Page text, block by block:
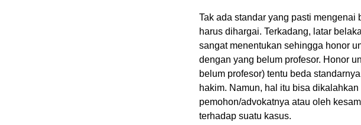
Tak ada standar yang pasti
harus dihargai. Terkadang, latar
sangat menentukan sehingga honor
dengan yang belum profesor. Honor
belum profesor) tentu beda
hakim. Namun, hal itu bisa
pemohon/advokatnya atau oleh
terhadap suatu kasus.